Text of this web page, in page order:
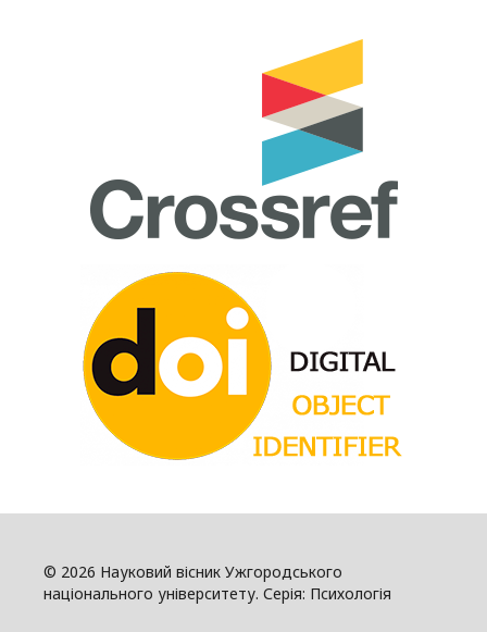
© 2026 Науковий вісник Ужгородського
національного університету. Серія: Психологія